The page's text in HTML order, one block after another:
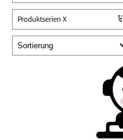
Produktserien X